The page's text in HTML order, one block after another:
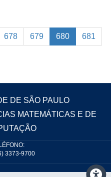
678 679 680 681
DE SÃO PAULO
MATEMÁTICAS E DE
3373-9700